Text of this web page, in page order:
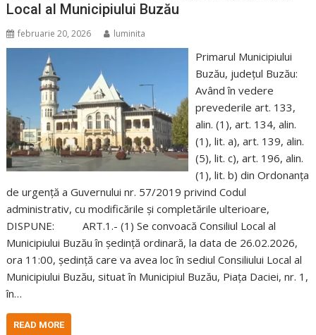
Local al Municipiului Buzău
februarie 20, 2026 luminita
Primarul Municipiului
Buzău, judeţul Buzău:
Având în vedere
prevederile art. 133,
alin. (1), art. 134, alin.
(1), lit. a), art. 139, alin.
(5), lit. c), art. 196, alin.
(1), lit. b) din Ordonanța
de urgență a Guvernului nr. 57/2019 privind Codul
administrativ, cu modificările și completările ulterioare,
DISPUNE: ART.1.- (1) Se convoacă Consiliul Local al
Municipiului Buzău în şedinţă ordinară, la data de 26.02.2026,
ora 11:00, şedinţă care va avea loc în sediul Consiliului Local al
Municipiului Buzău, situat în Municipiul Buzău, Piaţa Daciei, nr. 1,
în…
READ MORE